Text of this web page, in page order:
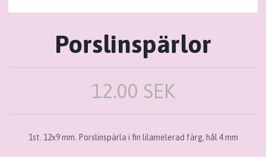
Porslinspärlor
12.00 SEK
1st. 12x9 mm. Porslinspärla i fin lilamelerad färg, hål 4 mm